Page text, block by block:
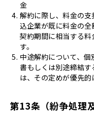
金
解約に際し、料金の
込企業が既に料金の
契約期間に相当する
す。
中途解約について、
書もしくは別途締結
は、その定めが優先的
第13条（紛争処理